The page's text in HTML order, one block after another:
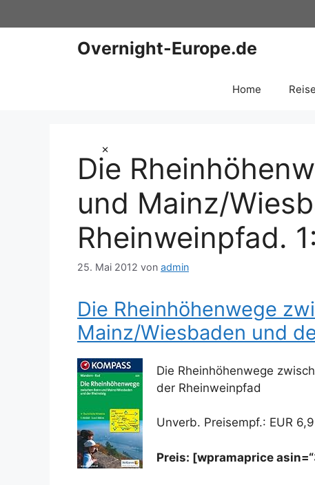
×
Inhalt
Overnight-Europe.de
Home
Die
und Mainz/
Rheinweinpfad.
25. Mai 2012 von admin
Die Rheinhöhenwege
Mainz/Wiesbaden und
Die Rheinhöhenwege
der Rheinweinpfad
Unverb. Preisempf.: EUR
Preis: [wpramaprice